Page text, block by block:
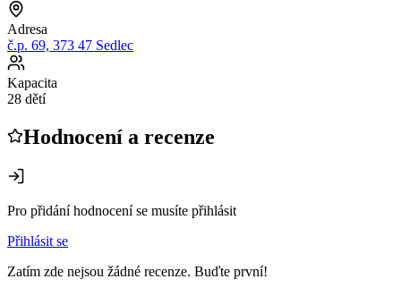
Adresa
č.p. 69, 373 47 Sedlec
Kapacita
28 dětí
Hodnocení a recenze
Pro přidání hodnocení se musíte přihlásit
Přihlásit se
Zatím zde nejsou žádné recenze. Buďte první!